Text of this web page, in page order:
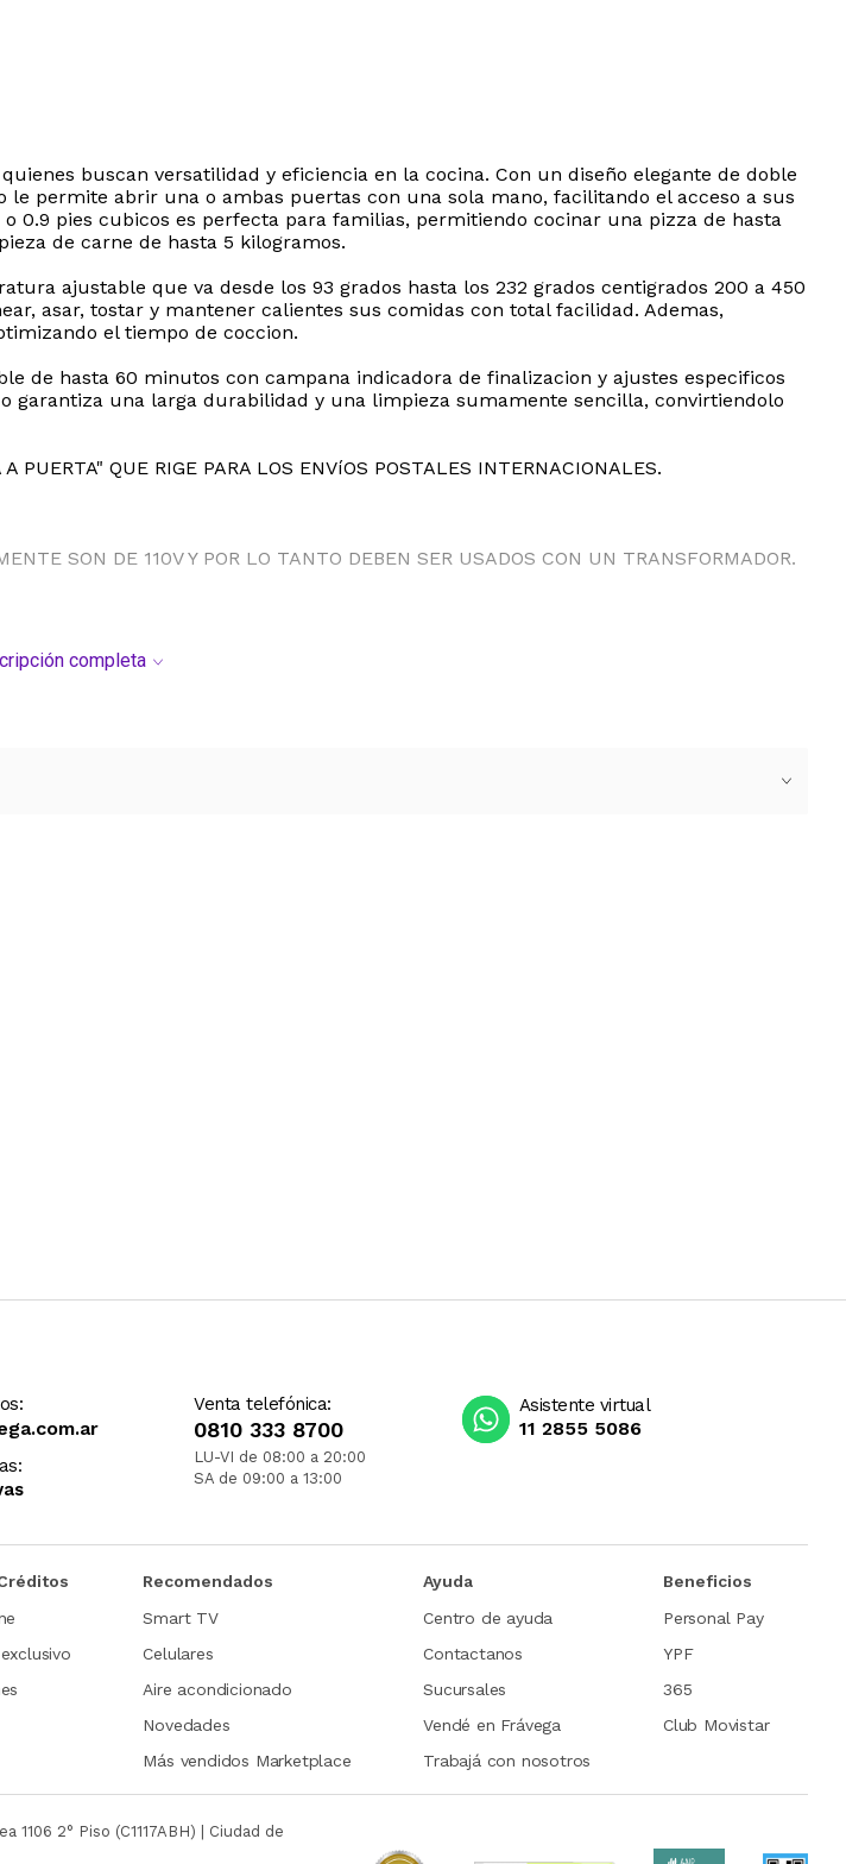
buscan versatilidad y eficiencia en la cocina. Con un diseño elegante de doble
permite abrir una o ambas puertas con una sola mano, facilitando el acceso a sus
0.9 pies cubicos es perfecta para familias, permitiendo cocinar una pizza de hasta
de carne de hasta 5 kilogramos.
ajustable que va desde los 93 grados hasta los 232 grados centigrados 200 a 450
asar, tostar y mantener calientes sus comidas con total facilidad. Ademas,
el tiempo de coccion.
de hasta 60 minutos con campana indicadora de finalizacion y ajustes especificos
garantiza una larga durabilidad y una limpieza sumamente sencilla, convirtiendolo
PUERTA" QUE RIGE PARA LOS ENVíOS POSTALES INTERNACIONALES.
SON DE 110V Y POR LO TANTO DEBEN SER USADOS CON UN TRANSFORMADOR.
completa
Venta telefónica:
0810 333 8700
LU-VI de 08:00 a 20:00
SA de 09:00 a 13:00
Asistente virtual
11 2855 5086
Recomendados
Smart TV
Celulares
Aire acondicionado
Novedades
Más vendidos Marketplace
Ayuda
Centro de ayuda
Contactanos
Sucursales
Vendé en Frávega
Trabajá con nosotros
Beneficios
Personal Pay
YPF
365
Club Movistar
1106 2° Piso (C1117ABH) | Ciudad de